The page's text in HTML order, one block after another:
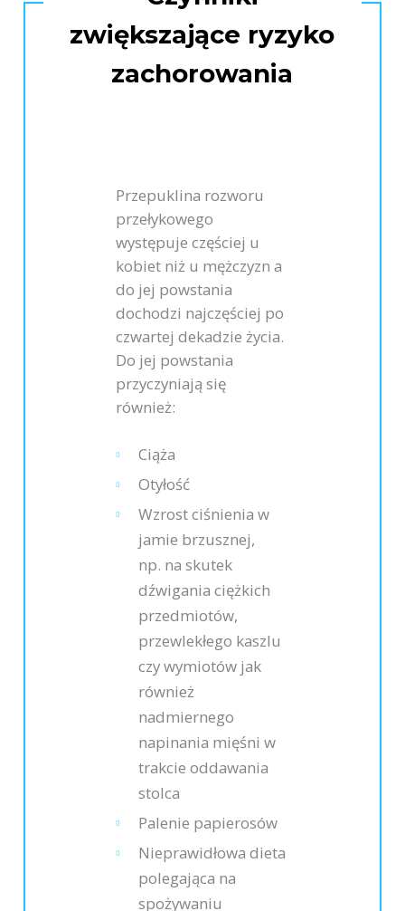
zwiększające ryzyko
zachorowania
Przepuklina rozworu
przełykowego
występuje częściej u
kobiet niż u mężczyzn a
do jej powstania
dochodzi najczęściej po
czwartej dekadzie życia.
Do jej powstania
przyczyniają się
również:
Ciąża
Otyłość
Wzrost ciśnienia w
jamie brzusznej,
np. na skutek
dźwigania ciężkich
przedmiotów,
przewlekłego kaszlu
czy wymiotów jak
również
nadmiernego
napinania mięśni w
trakcie oddawania
stolca
Palenie papierosów
Nieprawidłowa dieta
polegająca na
spożywaniu